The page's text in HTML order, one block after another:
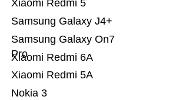
Nokia 3
Xiaomi Redmi 5A
Xiaomi Redmi 6A
Samsung Galaxy On7
Pro
Samsung Galaxy J4+
Xiaomi Redmi 5